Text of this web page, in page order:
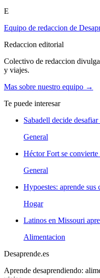
E
Equipo de redaccion de
Redaccion editorial
Colectivo de redaccion
y viajes.
Mas sobre nuestro equipo →
Te puede interesar
Sabadell decide
General
Héctor Fort se
General
Hypoestes: aprende sus
Hogar
Latinos en Missouri
Alimentacion
Desaprende.es
Aprende desaprendiendo: